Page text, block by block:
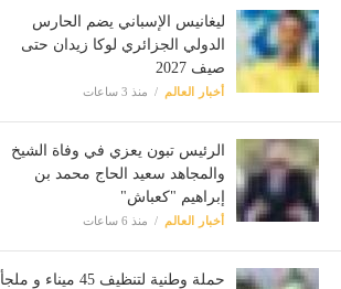
ليغانيس الإسباني يضم الحارس
الدولي الجزائري لوكا زيدان حتى
صيف 2027
أخبار العالم منذ 3 ساعات
الرئيس تبون يعزي في وفاة الشيخ
والمجاهد سعيد الحاج محمد بن
إبراهيم "كعباش"
أخبار العالم منذ 6 ساعات
حملة وطنية لتنظيف 45 ميناء و ملجأ